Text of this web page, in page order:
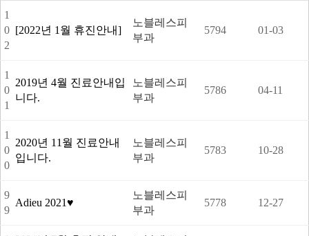
1
0
2
[2022년 1월 휴진안내]
노블레스피
부과
5794 01-03
1
0
1
2019년 4월 진료안내입
니다.
노블레스피
부과
5786 04-11
1
0
0
2020년 11월 진료안내
입니다.
노블레스피
부과
5783 10-28
9
9
Adieu 2021♥
노블레스피
부과
5778 12-27